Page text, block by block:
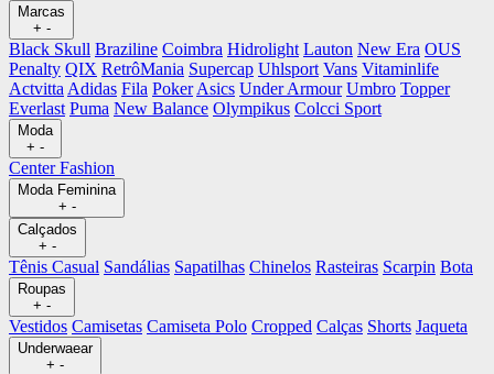
Marcas
+ -
Black Skull Braziline Coimbra Hidrolight Lauton New Era OUS
Penalty QIX RetrôMania Supercap Uhlsport Vans Vitaminlife
Actvitta Adidas Fila Poker Asics Under Armour Umbro Topper
Everlast Puma New Balance Olympikus Colcci Sport
Moda
+ -
Center Fashion
Moda Feminina
+ -
Calçados
+ -
Tênis Casual Sandálias Sapatilhas Chinelos Rasteiras Scarpin Bota
Roupas
+ -
Vestidos Camisetas Camiseta Polo Cropped Calças Shorts Jaqueta
Underwaear
+ -